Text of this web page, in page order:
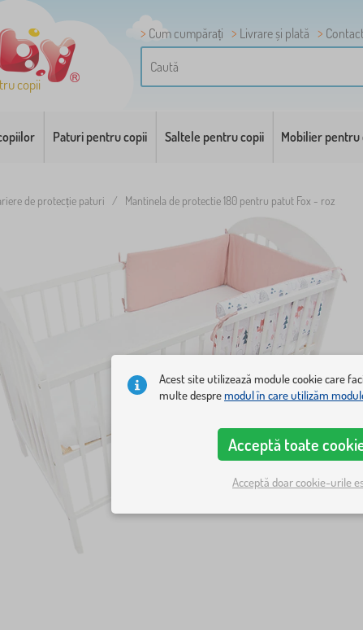
copii
Cum cumpărați Livrare și plată
Paturi pentru copii Saltele pentru copii Mobilier pentru
de protecție paturi / Mantinela de protectie 180 pentru patut Fox - roz
Acest site utilizează module cookie care
multe despremodul în care utilizăm
Acceptă toate
Acceptă doar cookie-urile